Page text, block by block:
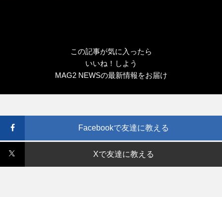
この記事が気に入ったら
いいね！しよう
MAG2 NEWSの最新情報をお届け
Facebookで友達に教える
Xで友達に教える